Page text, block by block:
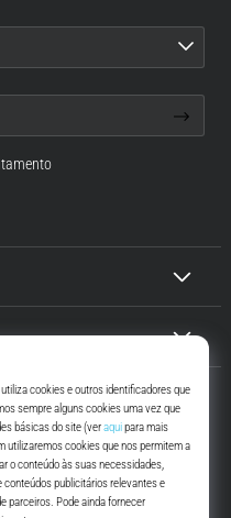
saíres de casa e correres. Mais
os dias.